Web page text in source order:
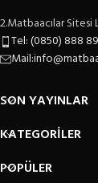
2.Matbaacılar
Tel: (0850) 888
SON YAYINLAR
KATEGORİLER
POPÜLER